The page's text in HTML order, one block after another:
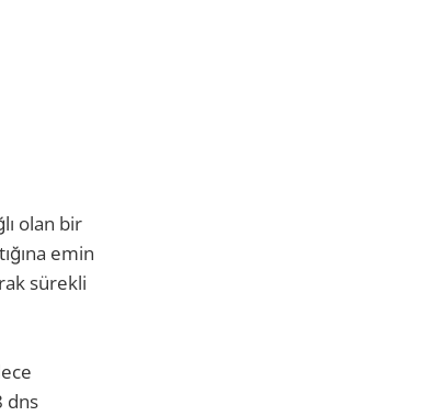
olan bir
emin
sürekli
dns